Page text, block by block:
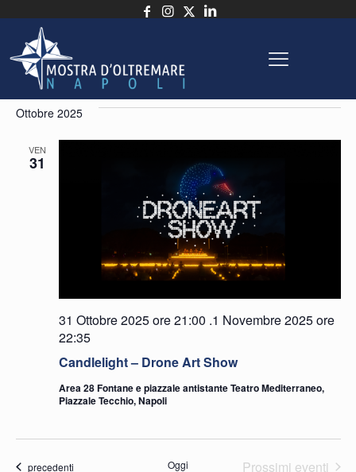
Eventi
e
In arrivo
Seleziona
la
Ottobre 2025
VEN
31
Candlelight – Drone Art Show
31 Ottobre 2025 ore 21:00 .1 Novembre 2025 ore
22:35
Area 28 Fontane e piazzale antistante Teatro Mediterraneo,
Piazzale Tecchio, Napoli
Eventi
precedenti Oggi Prossimi eventi